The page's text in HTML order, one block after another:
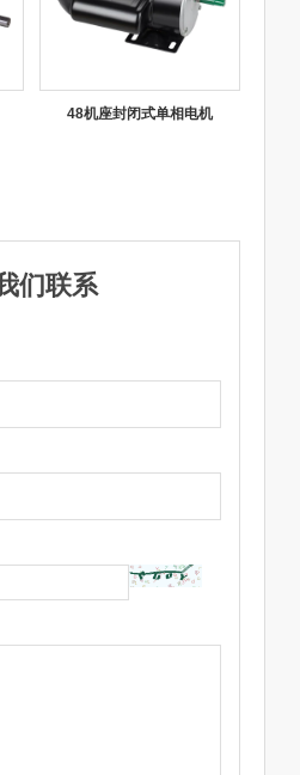
48机座封闭式单相电机
们联系